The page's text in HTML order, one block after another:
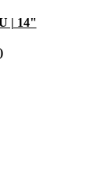
| 14"